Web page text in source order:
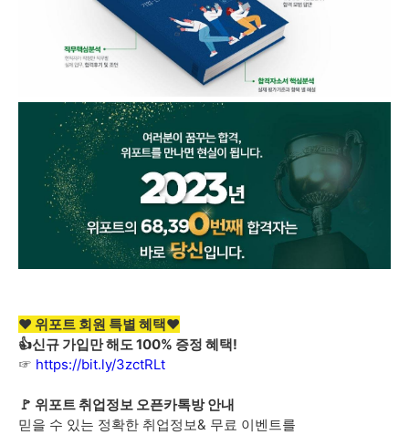
♥ 위포트 회원 특별 혜택♥
👍신규 가입만 해도 100% 증정 혜택!
☞ https://bit.ly/3zctRLt
🚩 위포트 취업정보 오픈카톡방 안내
믿을 수 있는 정확한 취업정보& 무료 이벤트를